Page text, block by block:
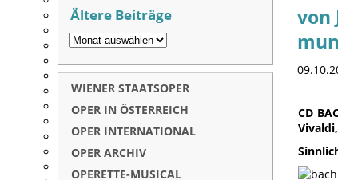
von
CD
Ältere Beiträge
WIENER STAATSOPER
OPER IN ÖSTERREICH
OPER INTERNATIONAL
OPER ARCHIV
OPERETTE-MUSICAL